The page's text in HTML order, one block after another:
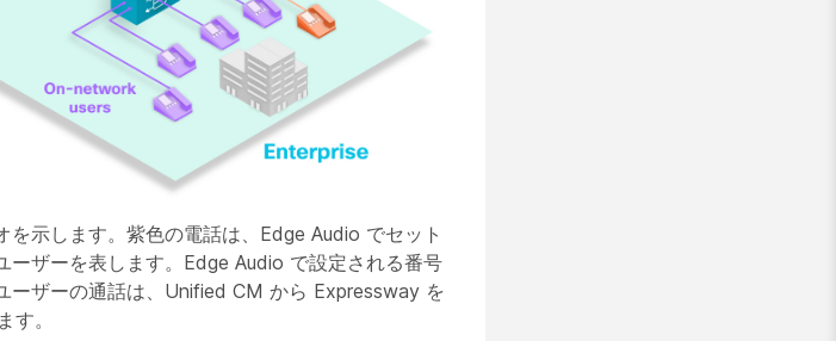
示します。紫色の電話は、Edge Audio でセット
ザーを表します。Edge Audio で設定される番号
ーザーの通話は、Unified CM から Expressway を
。